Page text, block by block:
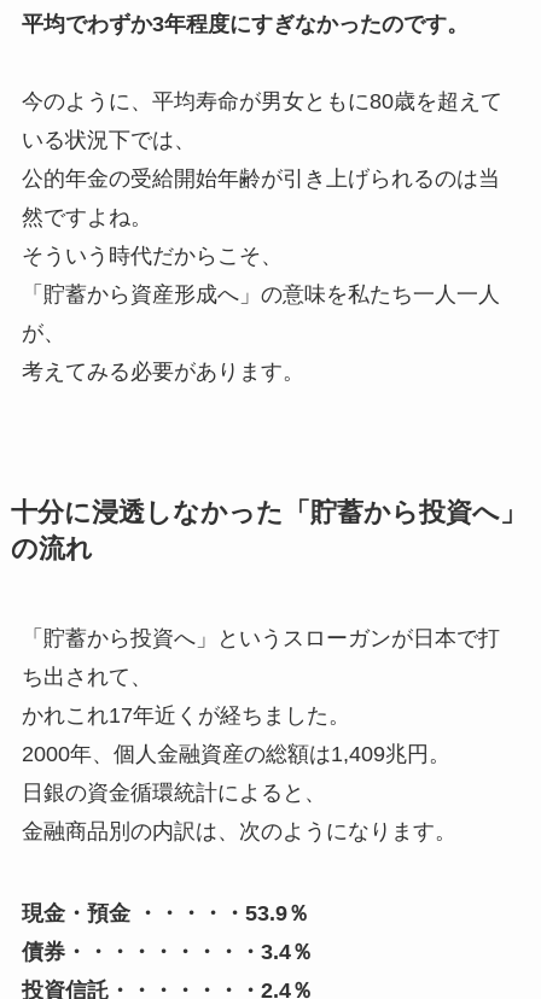
平均でわずか3年程度にすぎなかったのです。
今のように、平均寿命が男女ともに80歳を超えて
いる状況下では、
公的年金の受給開始年齢が引き上げられるのは当
然ですよね。
そういう時代だからこそ、
「貯蓄から資産形成へ」の意味を私たち一人一人
が、
考えてみる必要があります。
十分に浸透しなかった「貯蓄から投資へ」
の流れ
「貯蓄から投資へ」というスローガンが日本で打
ち出されて、
かれこれ17年近くが経ちました。
2000年、個人金融資産の総額は1,409兆円。
日銀の資金循環統計によると、
金融商品別の内訳は、次のようになります。
現金・預金 ・・・・・53.9％
債券・・・・・・・・・3.4％
投資信託・・・・・・・2.4％